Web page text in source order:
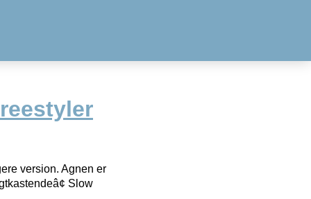
version. Agnen er
Slow